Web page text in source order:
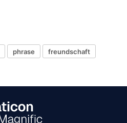
phrase
freundschaft